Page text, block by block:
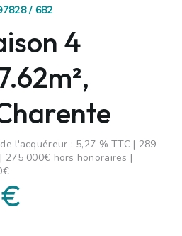
/ 682
4
l'acquéreur : 5,27 % TTC | 289
275 000€ hors honoraires |